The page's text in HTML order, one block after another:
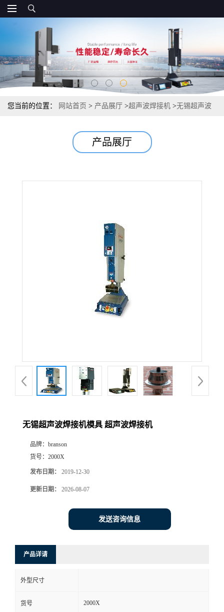
您当前的位置： 网站首页 > 产品展厅 >超声波焊接机 >无锡超声波
产品展厅
无锡超声波焊接机模具 超声波焊接机
品牌： branson
货号： 2000X
发布日期： 2019-12-30
更新日期： 2026-08-07
发送咨询信息
产品详请
外型尺寸
货号 2000X